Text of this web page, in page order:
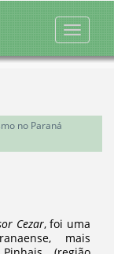
no Paraná
Cezar, foi uma
mais